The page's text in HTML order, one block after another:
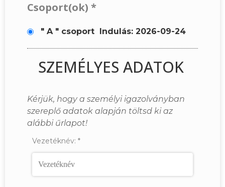
Csoport(ok) *
" A " csoport Indulás: 2026-09-24
SZEMÉLYES ADATOK
Kérjük, hogy a személyi igazolványban
szereplő adatok alapján töltsd ki az
alábbi űrlapot!
Vezetéknév: *